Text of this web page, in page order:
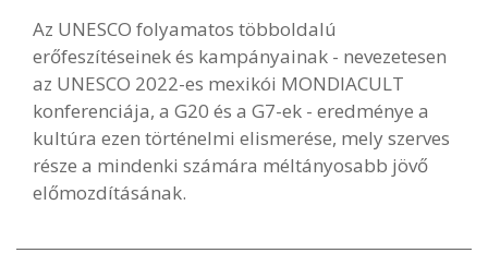
Az UNESCO folyamatos többoldalú
erőfeszítéseinek és kampányainak - nevezetesen
az UNESCO 2022-es mexikói MONDIACULT
konferenciája, a G20 és a G7-ek - eredménye a
kultúra ezen történelmi elismerése, mely szerves
része a mindenki számára méltányosabb jövő
előmozdításának.